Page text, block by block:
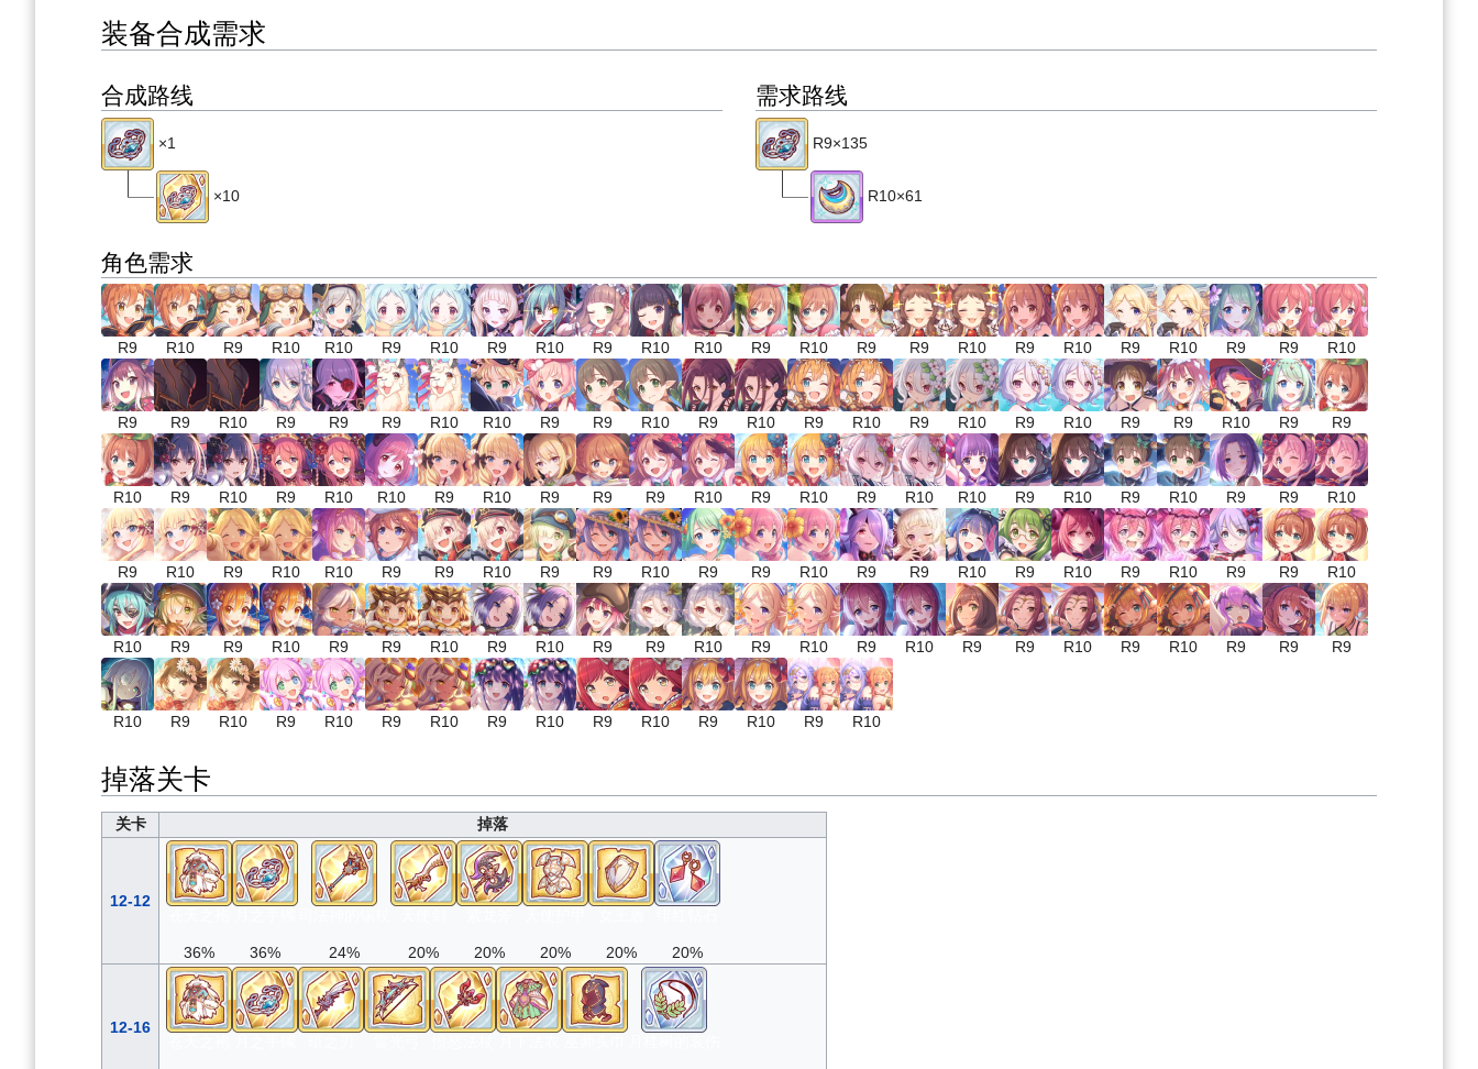
装备合成需求
合成路线
×1
×10
需求路线
R9×135
R10×61
角色需求
R9 R10 R9 R10 R10 R9 R10 R9 R10 R9 R10 R10 R9 R10 R9 R9 R10 R9 R10 R9 R10 R9 R9 R10
R9 R9 R10 R9 R9 R9 R10 R10 R9 R9 R10 R9 R10 R9 R10 R9 R10 R9 R10 R9 R9 R10 R9 R9
R10 R9 R10 R9 R10 R10 R9 R10 R9 R9 R9 R10 R9 R10 R9 R10 R10 R9 R10 R9 R10 R9 R9 R10
R9 R10 R9 R10 R10 R9 R9 R10 R9 R9 R10 R9 R9 R10 R9 R9 R10 R9 R10 R9 R10 R9 R9 R10
R10 R9 R9 R10 R9 R9 R10 R9 R10 R9 R9 R10 R9 R10 R9 R10 R9 R9 R10 R9 R10 R9 R9 R9
R10 R9 R10 R9 R10 R9 R10 R9 R10 R9 R10 R9 R10 R9 R10
掉落关卡
关卡 掉落
12-12
36% 36% 24% 20% 20% 20% 20% 20%
12-16